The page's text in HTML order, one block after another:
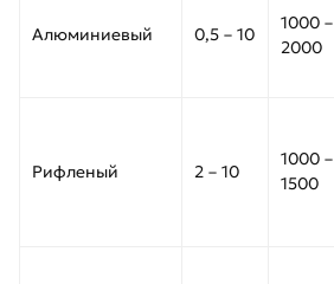
Алюминиевый 0,5 – 10
1000 –
2000
Рифленый 2 – 10
1000 –
1500